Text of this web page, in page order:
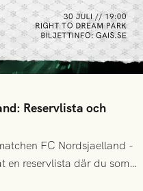
Reservlista och
FC Nordsjaelland -
en reservlista där du som
ditt intresse. Du kan